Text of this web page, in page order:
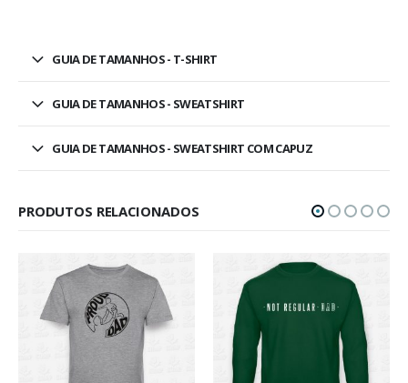
GUIA DE TAMANHOS - T-SHIRT
GUIA DE TAMANHOS - SWEATSHIRT
GUIA DE TAMANHOS - SWEATSHIRT COM CAPUZ
PRODUTOS RELACIONADOS